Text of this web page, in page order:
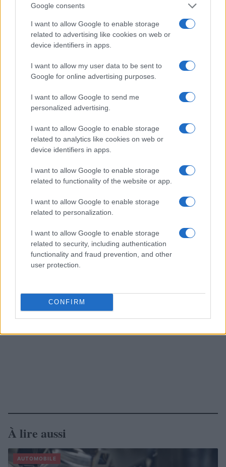
Google consents
I want to allow Google to enable storage
related to advertising like cookies on web or
device identifiers in apps.
I want to allow my user data to be sent to
Google for online advertising purposes.
I want to allow Google to send me
personalized advertising.
I want to allow Google to enable storage
related to analytics like cookies on web or
device identifiers in apps.
I want to allow Google to enable storage
related to functionality of the website or app.
I want to allow Google to enable storage
related to personalization.
I want to allow Google to enable storage
related to security, including authentication
functionality and fraud prevention, and other
user protection.
CONFIRM
Infos.fr Unit
À lire aussi
AUTOMOBILE